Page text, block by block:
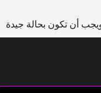
أن تكون بحالة جيدة